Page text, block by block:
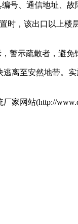
、通信地址、故
，该出口以上楼
示疏散者，避免
离至安然地带。
家网站(http://